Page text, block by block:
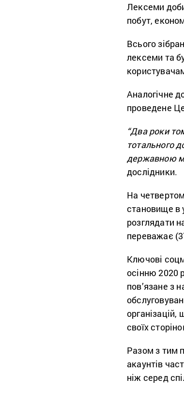
Лексеми
побут,
Всього
лексеми та
Аналогічне
проведене
“Два роки
тотального
державною
дослідники.
На
становище в
розглядати
переважає
Ключові
осінню 2020
пов’язане з
своїх
Разом з тим
акаунтів
ніж серед